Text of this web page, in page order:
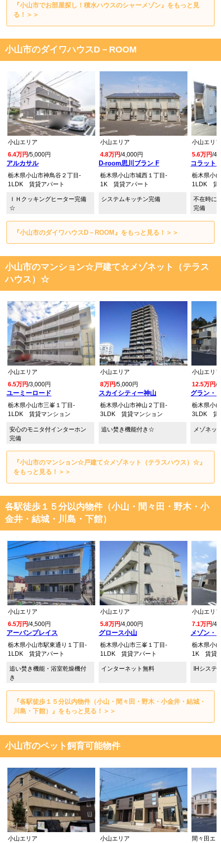
『小山市でお部屋探し！積水ハウスのシャーメゾン』をもっと見
る！＞＞
小山市のダイワハウスD－ROOM
アルカサル
小山エリア
6.4万円/5,000円
栃木県小山市神鳥谷２丁目-
1LDK 賃貸アパート
ＩＨクッキングヒーター完備
☆
D-room思川ブラン F
小山エリア
4.8万円/4,000円
栃木県小山市城西１丁目-
1K 賃貸アパート
システムキッチン完備
コラット
小山エリ
5.6万円/
栃木県小
1LDK 賃
不在時に
完備
『小山市のダイワハウスD－ROOM』をもっと見る！＞＞
小山市のマンション☆戸建て☆メゾネット（テラス
ハウス）☆
ユーミーロード
小山エリア
6.5万円/3,000円
栃木県小山市三峯１丁目-
1LDK 賃貸マンション
安心のモニタ付インターホン
完備
スカイシティー神山
小山エリア
8万円/5,000円
栃木県小山市神山２丁目-
3LDK 賃貸マンション
追い焚き機能付き☆
グラン・
小山エリ
12.5万円/
栃木県小
3LDK 賃
メゾネッ
『小山市のマンション☆戸建て☆メゾネット（テラスハウス）☆』
をもっと見る！＞＞
各駅徒歩１５分以内物件（小山・間々田・野木・小
金井・結城・川島・下館）
アーバンプレイス
小山エリア
6.5万円/4,500円
栃木県小山市駅東通り１丁目-
1LDK 賃貸アパート
追い焚き機能・浴室乾燥機付
き
グロース小山
小山エリア
5.8万円/4,000円
栃木県小山市三峯１丁目-
1LDK 賃貸アパート
インターネット無料
メゾン・
小山エリ
7.1万円/
栃木県小
1K 賃貸
IHシステ
『各駅徒歩１５分以内物件（小山・間々田・野木・小金井・結城・
川島・下館）』をもっと見る！＞＞
小山市のペット飼育可能物件
小山エリア
小山エリア
間々田エ